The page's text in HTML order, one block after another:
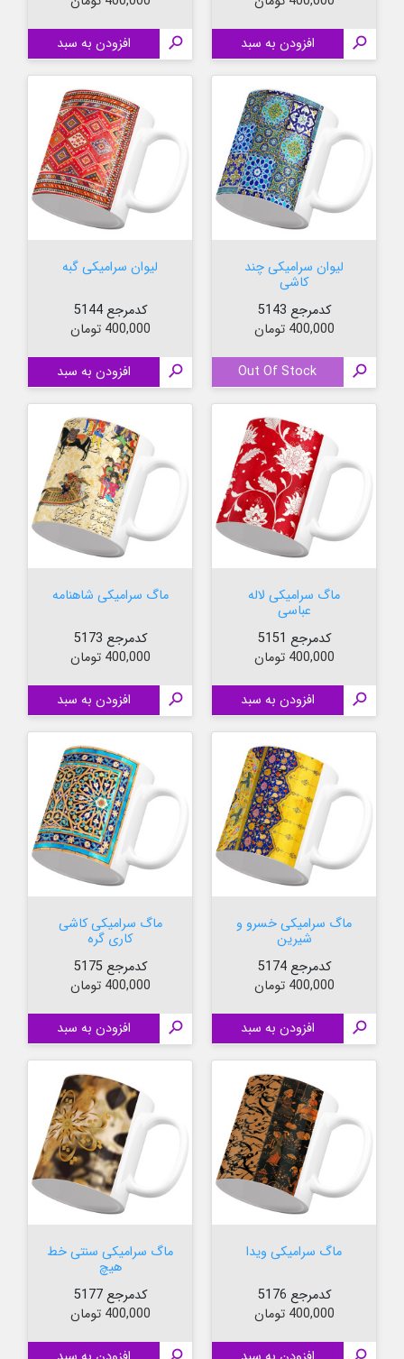
 افزودن به سبد  افزودن به سبد
لیوان سرامیکی چند
کاشی
کدمرجع 5143
قیمت
400,000 تومان

Out Of Stock
لیوان سرامیکی گبه
کدمرجع 5144
قیمت
400,000 تومان
 افزودن به سبد
ماگ سرامیکی لاله
عباسی
کدمرجع 5151
قیمت
400,000 تومان
 افزودن به سبد
ماگ سرامیکی شاهنامه
کدمرجع 5173
قیمت
400,000 تومان
 افزودن به سبد
ماگ سرامیکی خسرو و
شیرین
کدمرجع 5174
قیمت
400,000 تومان
 افزودن به سبد
ماگ سرامیکی کاشی
کاری گره
کدمرجع 5175
قیمت
400,000 تومان
 افزودن به سبد
ماگ سرامیکی ویدا
کدمرجع 5176
قیمت
400,000 تومان
ماگ سرامیکی سنتی خط
هیچ
کدمرجع 5177
قیمت
400,000 تومان